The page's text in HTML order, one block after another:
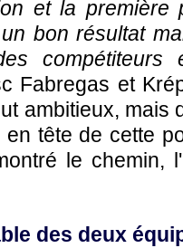
et la première
bon résultat
Fabregas et
ambitieux, mais
tête de cette
le chemin,
des deux